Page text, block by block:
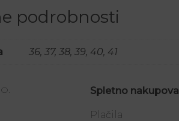
podrobnosti
36, 37, 38, 39, 40, 41
Spletno
Plačila